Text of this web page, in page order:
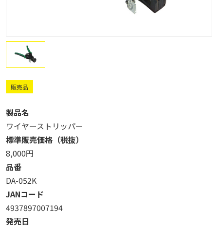
販売品
製品名
ワイヤーストリッパー
標準販売価格（税抜）
8,000円
品番
DA-052K
JANコード
4937897007194
発売日